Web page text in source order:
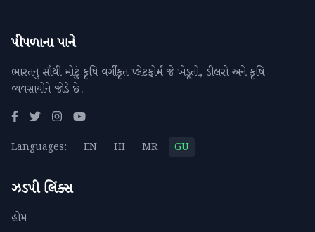
પીપળાના પાને
ભારતનું સૌથી મોટું કૃષિ વર્ગીકૃત પ્લેટફોર્મ જે ખેડૂતો, ડીલરો અને કૃષિ
વ્યવસાયોને જોડે છે.
Languages: EN HI MR GU
ઝડપી લિંક્સ
હોમ